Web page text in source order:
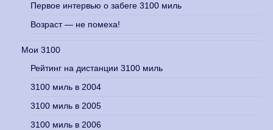
Первое интервью о забеге 3100 миль
Возраст — не помеха!
Мои 3100
Рейтинг на дистанции 3100 миль
3100 миль в 2004
3100 миль в 2005
3100 миль в 2006